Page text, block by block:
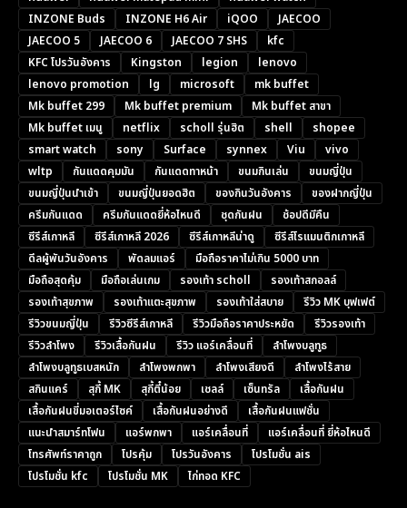
INZONE Buds
INZONE H6 Air iQOO
JAECOO
JAECOO 5
JAECOO 6 JAECOO 7 SHS
kfc
KFC โปรวันอังคาร
Kingston legion
lenovo
lenovo promotion
lg microsoft
mk buffet
Mk buffet 299
Mk buffet premium
Mk buffet สาขา
Mk buffet เมนู
netflix scholl รุ่นฮิต shell
shopee
smart watch
sony Surface synnex Viu
vivo
wltp
กันแดดคุมมัน กันแดดทาหน้า ขนมกินเล่น
ขนมญี่ปุ่น
ขนมญี่ปุ่นนำเข้า
ขนมญี่ปุ่นยอดฮิต ของกินวันอังคาร
ของฝากญี่ปุ่น
ครีมกันแดด
ครีมกันแดดยี่ห้อไหนดี ชุดกันฝน
ช้อปดีมีคืน
ซีรีส์เกาหลี
ซีรีส์เกาหลี 2026 ซีรีส์เกาหลีน่าดู
ซีรีส์โรแมนติกเกาหลี
ดีลผู้พันวันอังคาร
พัดลมแอร์
มือถือราคาไม่เกิน 5000 บาท
มือถือสุดคุ้ม
มือถือเล่นเกม รองเท้า scholl
รองเท้าสกอลล์
รองเท้าสุขภาพ
รองเท้าแตะสุขภาพ รองเท้าใส่สบาย
รีวิว MK บุฟเฟต์
รีวิวขนมญี่ปุ่น
รีวิวซีรีส์เกาหลี รีวิวมือถือราคาประหยัด
รีวิวรองเท้า
รีวิวลำโพง
รีวิวเสื้อกันฝน รีวิว แอร์เคลื่อนที่
ลำโพงบลูทูธ
ลำโพงบลูทูธเบสหนัก
ลำโพงพกพา ลำโพงเสียงดี
ลำโพงไร้สาย
สกินแคร์
สุกี้ MK สุกี้ตี๋น้อย เชลล์ เซ็นทรัล
เสื้อกันฝน
เสื้อกันฝนขี่มอเตอร์ไซค์
เสื้อกันฝนอย่างดี
เสื้อกันฝนแฟชั่น
แนะนำสมาร์ทโฟน
แอร์พกพา แอร์เคลื่อนที่
แอร์เคลื่อนที่ ยี่ห้อไหนดี
โทรศัพท์ราคาถูก
โปรคุ้ม โปรวันอังคาร
โปรโมชั่น ais
โปรโมชั่น kfc
โปรโมชั่น MK ไก่ทอด KFC